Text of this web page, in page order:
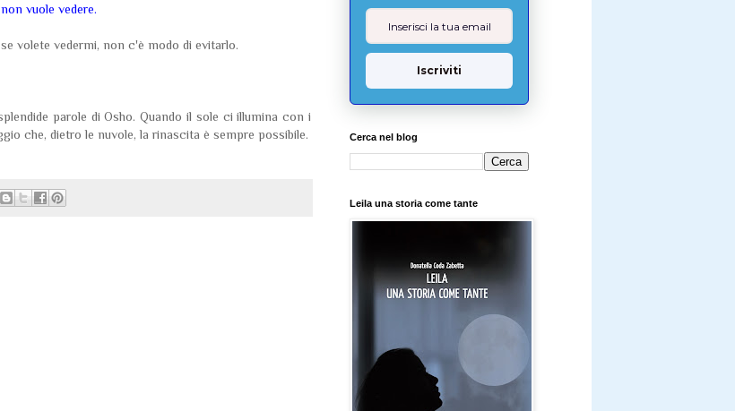
vuole vedere.
volete vedermi, non c'è modo di evitarlo.
parole di Osho. Quando il sole ci illumina con i
che, dietro le nuvole, la rinascita è sempre possibile.
Iscriviti
Cerca nel blog
Leila una storia come tante